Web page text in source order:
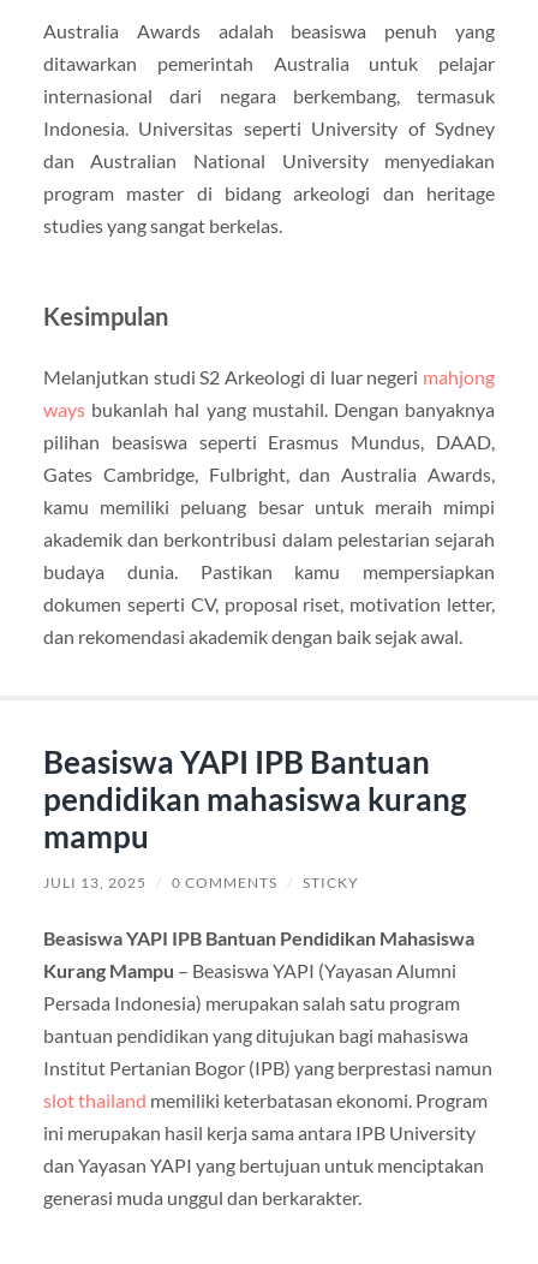
Australia Awards adalah beasiswa penuh yang
ditawarkan pemerintah Australia untuk pelajar
internasional dari negara berkembang, termasuk
Indonesia. Universitas seperti University of Sydney
dan Australian National University menyediakan
program master di bidang arkeologi dan heritage
studies yang sangat berkelas.
Kesimpulan
Melanjutkan studi S2 Arkeologi di luar negeri mahjong
waysbukanlah hal yang mustahil. Dengan banyaknya
pilihan beasiswa seperti Erasmus Mundus, DAAD,
Gates Cambridge, Fulbright, dan Australia Awards,
kamu memiliki peluang besar untuk meraih mimpi
akademik dan berkontribusi dalam pelestarian sejarah
budaya dunia. Pastikan kamu mempersiapkan
dokumen seperti CV, proposal riset, motivation letter,
dan rekomendasi akademik dengan baik sejak awal.
Beasiswa YAPI IPB Bantuan
pendidikan mahasiswa kurang
mampu
JULI 13, 2025 / 0 COMMENTS / STICKY
Beasiswa YAPI IPB Bantuan Pendidikan Mahasiswa
Kurang Mampu – Beasiswa YAPI (Yayasan Alumni
Persada Indonesia) merupakan salah satu program
bantuan pendidikan yang ditujukan bagi mahasiswa
Institut Pertanian Bogor (IPB) yang berprestasi namun
slot thailand memiliki keterbatasan ekonomi. Program
ini merupakan hasil kerja sama antara IPB University
dan Yayasan YAPI yang bertujuan untuk menciptakan
generasi muda unggul dan berkarakter.